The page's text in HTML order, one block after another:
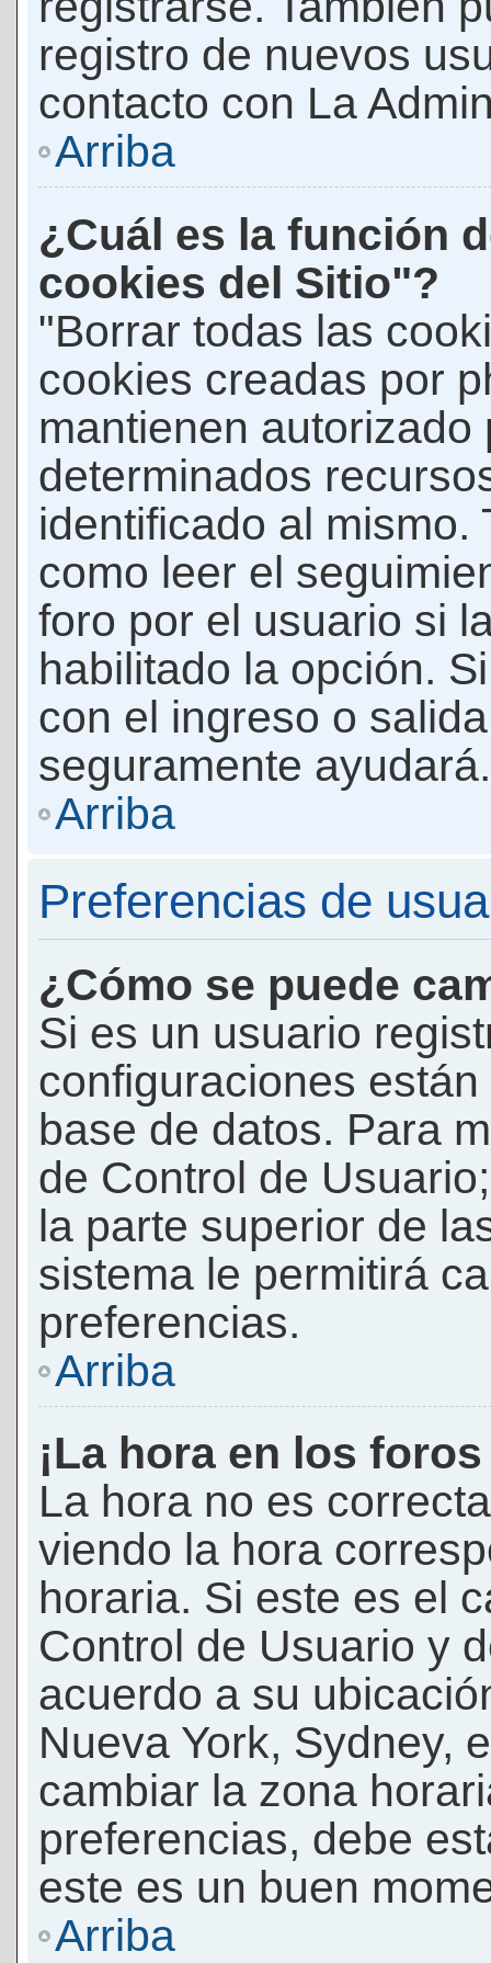
registro de nuevos
contacto con La
Arriba
¿Cuál es la función
cookies del Sitio"?
"Borrar todas las
cookies creadas por
mantienen autorizado
determinados
identificado al mismo.
como leer el
foro por el usuario si
habilitado la opción.
con el ingreso o
seguramente ayudará.
Arriba
Preferencias de
¿Cómo se puede
Si es un usuario
configuraciones
base de datos. Para
de Control de
la parte superior de
sistema le permitirá
preferencias.
Arriba
¡La hora en los
La hora no es
viendo la hora
horaria. Si este es el
Control de Usuario y
acuerdo a su
Nueva York, Sydney,
cambiar la zona
preferencias, debe
este es un buen
Arriba